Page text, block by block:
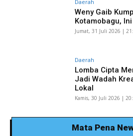
Daerah
Weny Gaib
Kotamobagu,
Jumat, 31 Juli 2026 |
Daerah
Lomba Cipta
Jadi Wadah
Lokal
Kamis, 30 Juli 2026 |
Mata Pena